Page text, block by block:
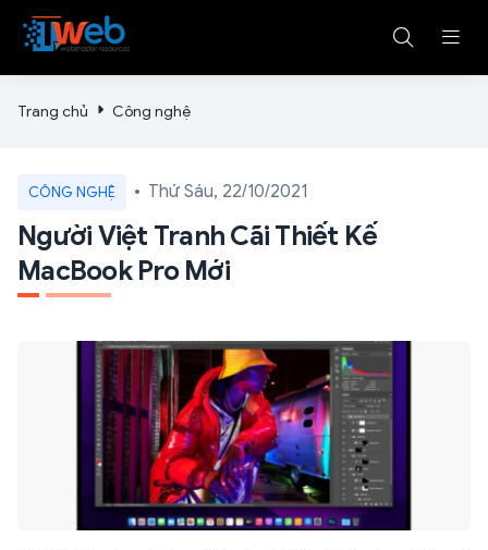
Trang chủ Công nghệ
CÔNG NGHỆ Thứ Sáu, 22/10/2021
Người Việt Tranh Cãi Thiết Kế
MacBook Pro Mới